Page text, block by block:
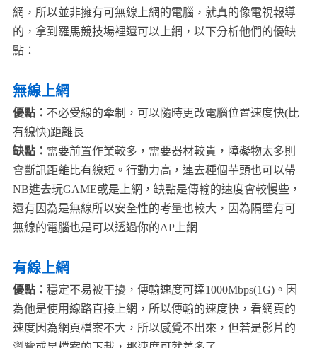
網，所以並非擁有可無線上網的電腦，就真的像電視報導
的，拿到羅馬競技場裡還可以上網，以下分析他們的優缺
點：
無線上網
優點： 不必受線的牽制，可以隨時更改電腦位置速度快(比
有線快)距離長
缺點： 需要前置作業較多，需要器材較貴，障礙物太多則
會斷訊距離比有線短。行動力高，連去種個芋頭也可以帶
NB進去玩GAME或是上網，缺點是傳輸的速度會較慢些，
還有因為是無線所以安全性的考量也較大，因為隔壁有可
無線的電腦也是可以透過你的AP上網
有線上網
優點： 穩定不易被干擾，傳輸速度可達1000Mbps(1G)。因
為他是使用線路直接上網，所以傳輸的速度快，看網頁的
速度因為網頁檔案不大，所以感覺不出來，但若是影片的